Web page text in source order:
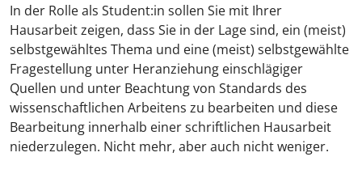
In der Rolle als Student:in sollen Sie mit Ihrer
Hausarbeit zeigen, dass Sie in der Lage sind, ein (meist)
selbstgewähltes Thema und eine (meist) selbstgewählte
Fragestellung unter Heranziehung einschlägiger
Quellen und unter Beachtung von Standards des
wissenschaftlichen Arbeitens zu bearbeiten und diese
Bearbeitung innerhalb einer schriftlichen Hausarbeit
niederzulegen. Nicht mehr, aber auch nicht weniger.